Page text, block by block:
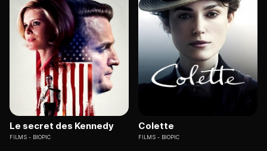
Le secret des Kennedy
FILMS BIOPIC
Colette
FILMS BIOPIC